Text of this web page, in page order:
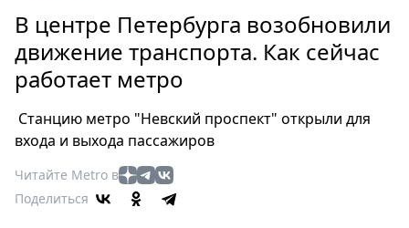
Россия
Мир
Здоровье
Туризм
Мода
Театр
Кино
В центре Петербурга возобновили
движение транспорта. Как сейчас
работает метро
Станцию метро "Невский проспект" открыли для
входа и выхода пассажиров
Читайте Metro в
Поделиться